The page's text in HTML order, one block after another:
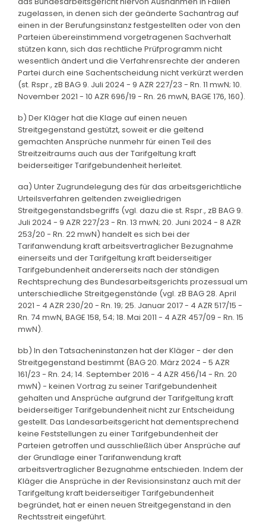
zugelassen, in denen sich der geänderte Sachantrag auf
einen in der Berufungsinstanz festgestellten oder von den
Parteien übereinstimmend vorgetragenen Sachverhalt
stützen kann, sich das rechtliche Prüfprogramm nicht
wesentlich ändert und die Verfahrensrechte der anderen
Partei durch eine Sachentscheidung nicht verkürzt werden
(st. Rspr., zB BAG 9. Juli 2024 - 9 AZR 227/23 - Rn. 11 mwN; 10.
November 2021 - 10 AZR 696/19 - Rn. 26 mwN, BAGE 176, 160).
b) Der Kläger hat die Klage auf einen neuen
Streitgegenstand gestützt, soweit er die geltend
gemachten Ansprüche nunmehr für einen Teil des
Streitzeitraums auch aus der Tarifgeltung kraft
beiderseitiger Tarifgebundenheit herleitet.
aa) Unter Zugrundelegung des für das arbeitsgerichtliche
Urteilsverfahren geltenden zweigliedrigen
Streitgegenstandsbegriffs (vgl. dazu die st. Rspr., zB BAG 9.
Juli 2024 - 9 AZR 227/23 - Rn. 13 mwN; 20. Juni 2024 - 8 AZR
253/20 - Rn. 22 mwN) handelt es sich bei der
Tarifanwendung kraft arbeitsvertraglicher Bezugnahme
einerseits und der Tarifgeltung kraft beiderseitiger
Tarifgebundenheit andererseits nach der ständigen
Rechtsprechung des Bundesarbeitsgerichts prozessual um
unterschiedliche Streitgegenstände (vgl. zB BAG 28. April
2021 - 4 AZR 230/20 - Rn. 19; 25. Januar 2017 - 4 AZR 517/15 -
Rn. 74 mwN, BAGE 158, 54; 18. Mai 2011 - 4 AZR 457/09 - Rn. 15
mwN).
bb) In den Tatsacheninstanzen hat der Kläger - der den
Streitgegenstand bestimmt (BAG 20. März 2024 - 5 AZR
161/23 - Rn. 24; 14. September 2016 - 4 AZR 456/14 - Rn. 20
mwN) - keinen Vortrag zu seiner Tarifgebundenheit
gehalten und Ansprüche aufgrund der Tarifgeltung kraft
beiderseitiger Tarifgebundenheit nicht zur Entscheidung
gestellt. Das Landesarbeitsgericht hat dementsprechend
keine Feststellungen zu einer Tarifgebundenheit der
Parteien getroffen und ausschließlich über Ansprüche auf
der Grundlage einer Tarifanwendung kraft
arbeitsvertraglicher Bezugnahme entschieden. Indem der
Kläger die Ansprüche in der Revisionsinstanz auch mit der
Tarifgeltung kraft beiderseitiger Tarifgebundenheit
begründet, hat er einen neuen Streitgegenstand in den
Rechtsstreit eingeführt.